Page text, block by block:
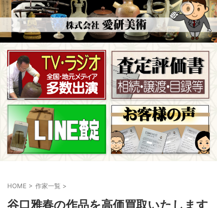
HOME > 作家一覧 >
谷口雅春の作品を高価買取いたします